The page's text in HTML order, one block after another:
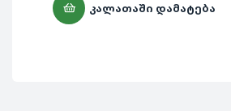
ᲙᲐᲚᲐᲗᲐᲨᲘ ᲓᲐᲛᲐᲢᲔᲑᲐ